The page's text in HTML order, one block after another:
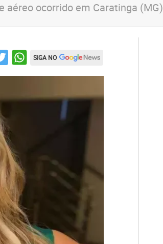
ocorrido em Caratinga (MG)
SIGA NO